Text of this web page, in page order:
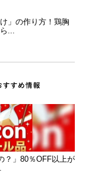
」の作り方！鶏胸
...
？」80％OFF以上が